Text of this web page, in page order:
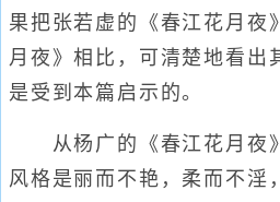
果把张若虚的《春江花月夜
月夜》相比，可清楚地看出
是受到本篇启示的。
从杨广的《春江花月夜
风格是丽而不艳，柔而不淫